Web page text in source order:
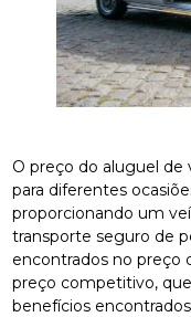
O preço do aluguel de
para diferentes
proporcionando um
transporte seguro de
encontrados no preço
preço competitivo,
benefícios